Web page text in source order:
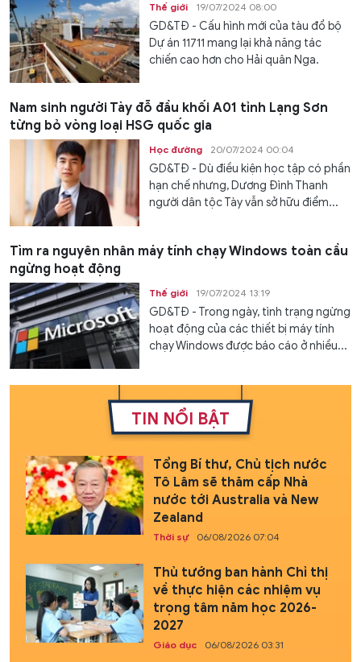
Thế giới 19/07/2024 08:00
GD&TĐ - Cấu hình mới của tàu đổ bộ
Dự án 11711 mang lại khả năng tác
chiến cao hơn cho Hải quân Nga.
Nam sinh người Tày đỗ đầu khối A01 tỉnh Lạng Sơn
từng bỏ vòng loại HSG quốc gia
Học đường 20/07/2024 00:04
GD&TĐ - Dù điều kiện học tập có phần
hạn chế nhưng, Dương Đình Thanh
người dân tộc Tày vẫn sở hữu điểm...
Tìm ra nguyên nhân máy tính chạy Windows toàn cầu
ngừng hoạt động
Thế giới 19/07/2024 13:19
GD&TĐ - Trong ngày, tình trạng ngừng
hoạt động của các thiết bị máy tính
chạy Windows được báo cáo ở nhiều...
TIN NỔI BẬT
Tổng Bí thư, Chủ tịch nước
Tô Lâm sẽ thăm cấp Nhà
nước tới Australia và New
Zealand
Thời sự 06/08/2026 07:04
Thủ tướng ban hành Chỉ thị
về thực hiện các nhiệm vụ
trọng tâm năm học 2026-
2027
Giáo dục 06/08/2026 03:31